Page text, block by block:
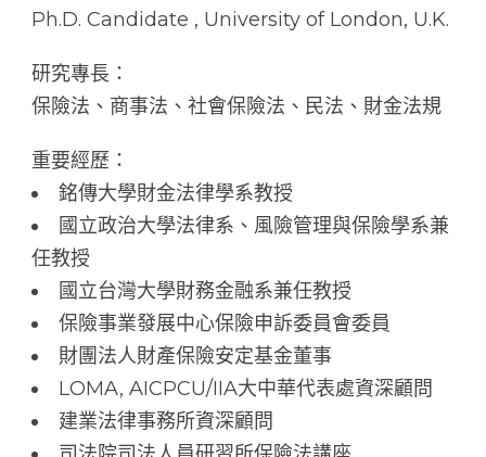
Ph.D. Candidate , University of London, U.K.
研究專長：
保險法、商事法、社會保險法、民法、財金法規
重要經歷：
銘傳大學財金法律學系教授
國立政治大學法律系、風險管理與保險學系兼
任教授
國立台灣大學財務金融系兼任教授
保險事業發展中心保險申訴委員會委員
財團法人財產保險安定基金董事
LOMA, AICPCU/IIA大中華代表處資深顧問
建業法律事務所資深顧問